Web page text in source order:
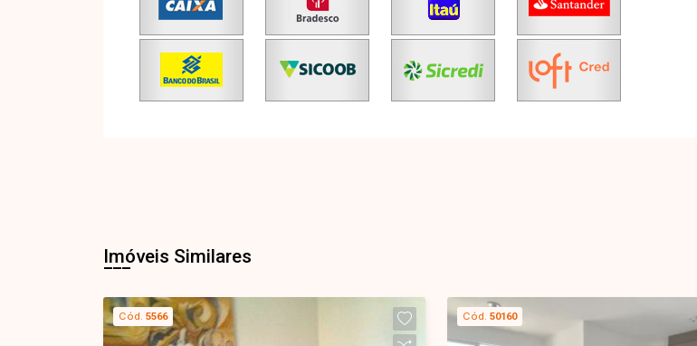
Imóveis Similares
Cód. 5566 Cód. 50160